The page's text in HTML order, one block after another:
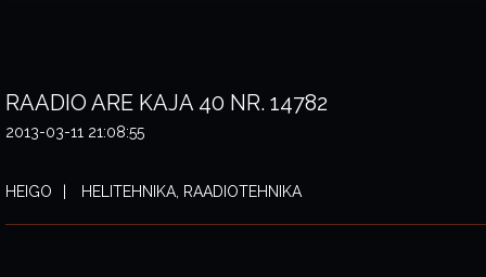
RAADIO ARE KAJA 40 NR. 14782
2013-03-11 21:08:55
HEIGO HELITEHNIKA, RAADIOTEHNIKA